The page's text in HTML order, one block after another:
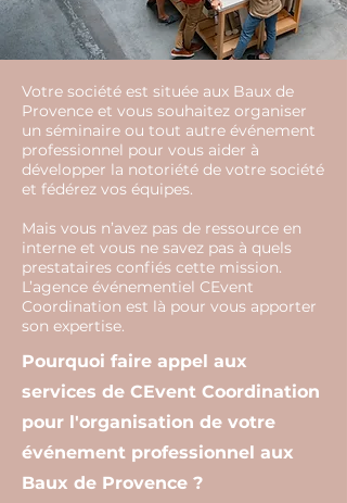
Votre société est située aux Baux de
Provence et vous souhaitez organiser
un séminaire ou tout autre événement
professionnel pour vous aider à
développer la notoriété de votre société
et fédérez vos équipes.
Mais vous n’avez pas de ressource en
interne et vous ne savez pas à quels
prestataires confiés cette mission.
L’agence événementiel CEvent
Coordination est là pour vous apporter
son expertise.
Pourquoi faire appel aux
services de CEvent Coordination
pour l'organisation de votre
événement professionnel aux
Baux de Provence ?